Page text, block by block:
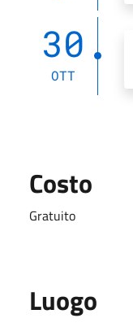
30
OTT
Costo
Gratuito
Luogo